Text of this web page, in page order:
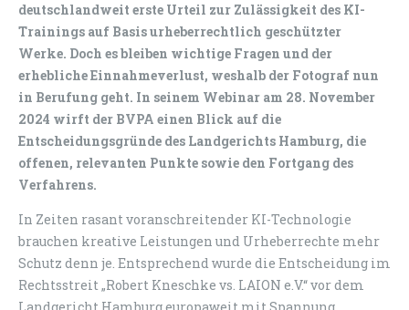
deutschlandweit erste Urteil zur Zulässigkeit des KI-
Trainings auf Basis urheberrechtlich geschützter
Werke. Doch es bleiben wichtige Fragen und der
erhebliche Einnahmeverlust, weshalb der Fotograf nun
in Berufung geht. In seinem Webinar am 28. November
2024 wirft der BVPA einen Blick auf die
Entscheidungsgründe des Landgerichts Hamburg, die
offenen, relevanten Punkte sowie den Fortgang des
Verfahrens.
In Zeiten rasant voranschreitender KI-Technologie
brauchen kreative Leistungen und Urheberrechte mehr
Schutz denn je. Entsprechend wurde die Entscheidung im
Rechtsstreit „Robert Kneschke vs. LAION e.V.“ vor dem